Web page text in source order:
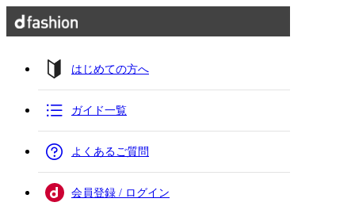
はじめての方へ
ガイド一覧
よくあるご質問
会員登録 / ログイン